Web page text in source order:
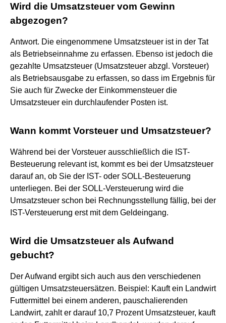
Wird die Umsatzsteuer vom Gewinn
abgezogen?
Antwort. Die eingenommene Umsatzsteuer ist in der Tat
als Betriebseinnahme zu erfassen. Ebenso ist jedoch die
gezahlte Umsatzsteuer (Umsatzsteuer abzgl. Vorsteuer)
als Betriebsausgabe zu erfassen, so dass im Ergebnis für
Sie auch für Zwecke der Einkommensteuer die
Umsatzsteuer ein durchlaufender Posten ist.
Wann kommt Vorsteuer und Umsatzsteuer?
Während bei der Vorsteuer ausschließlich die IST-
Besteuerung relevant ist, kommt es bei der Umsatzsteuer
darauf an, ob Sie der IST- oder SOLL-Besteuerung
unterliegen. Bei der SOLL-Versteuerung wird die
Umsatzsteuer schon bei Rechnungsstellung fällig, bei der
IST-Versteuerung erst mit dem Geldeingang.
Wird die Umsatzsteuer als Aufwand
gebucht?
Der Aufwand ergibt sich auch aus den verschiedenen
gültigen Umsatzsteuersätzen. Beispiel: Kauft ein Landwirt
Futtermittel bei einem anderen, pauschalierenden
Landwirt, zahlt er darauf 10,7 Prozent Umsatzsteuer, kauft